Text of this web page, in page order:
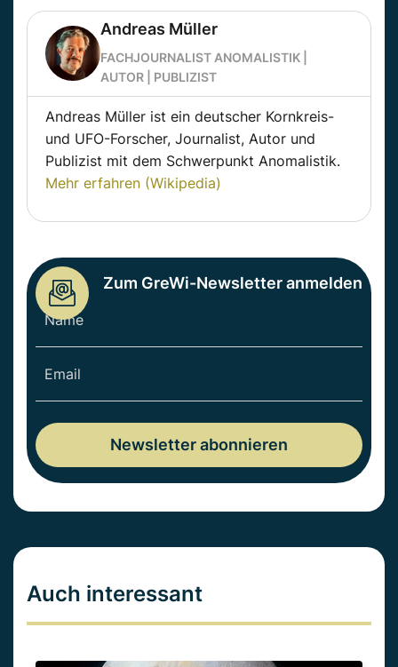
Andreas Müller
FACHJOURNALIST ANOMALISTIK |
AUTOR | PUBLIZIST
Andreas Müller ist ein deutscher Kornkreis-
und UFO-Forscher, Journalist, Autor und
Publizist mit dem Schwerpunkt Anomalistik.
Mehr erfahren (Wikipedia)
Zum GreWi-Newsletter anmelden
Auch interessant